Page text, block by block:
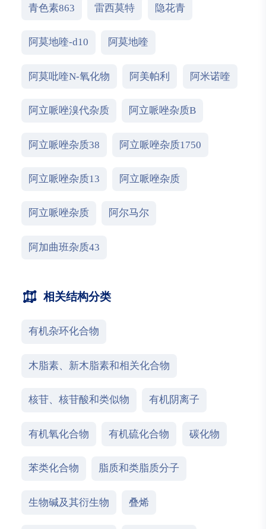
青色素863 雷西莫特 隐花青
阿莫地喹-d10 阿莫地喹
阿莫吡喹N-氧化物 阿美帕利 阿米诺喹
阿立哌唑溴代杂质 阿立哌唑杂质B
阿立哌唑杂质38 阿立哌唑杂质1750
阿立哌唑杂质13 阿立哌唑杂质
阿立哌唑杂质 阿尔马尔
阿加曲班杂质43
相关结构分类
有机杂环化合物
木脂素、新木脂素和相关化合物
核苷、核苷酸和类似物 有机阴离子
有机氧化合物 有机硫化合物 碳化物
苯类化合物 脂质和类脂质分子
生物碱及其衍生物 叠烯